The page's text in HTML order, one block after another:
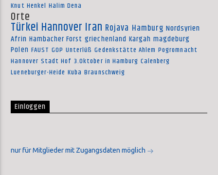
Knut Henkel Halim Dena
Orte
Türkei Hannover Iran Rojava Hamburg Nordsyrien
Afrin Hambacher Forst griechenland Kargah magdeburg
Polen FAUST GOP Unterlüß Gedenkstätte Ahlem Pogromnacht
Hannover Stadt Hof 3.Oktober in Hamburg Calenberg
Lueneburger-Heide Kuba Braunschweig
Einloggen
nur für Mitglieder mit Zugangsdaten möglich